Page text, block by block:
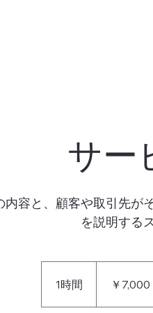
サー
内容と、顧客や取引先が
を説明する
1時間 ￥7,000